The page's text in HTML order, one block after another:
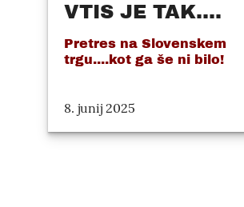
VTIS JE TAK....
Pretres na Slovenskem
trgu....kot ga še ni bilo!
8. junij 2025